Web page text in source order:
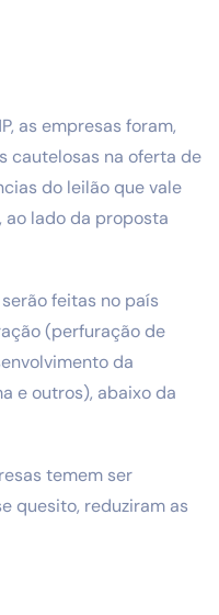
as empresas foram,
cautelosas na oferta de
do leilão que vale
ao lado da proposta
feitas no país
(perfuração de
da
e outros), abaixo da
temem ser
quesito, reduziram as